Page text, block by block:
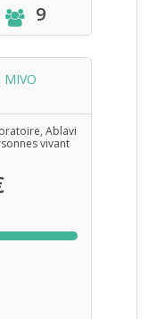
9
MIVO
Ablavi
vivant